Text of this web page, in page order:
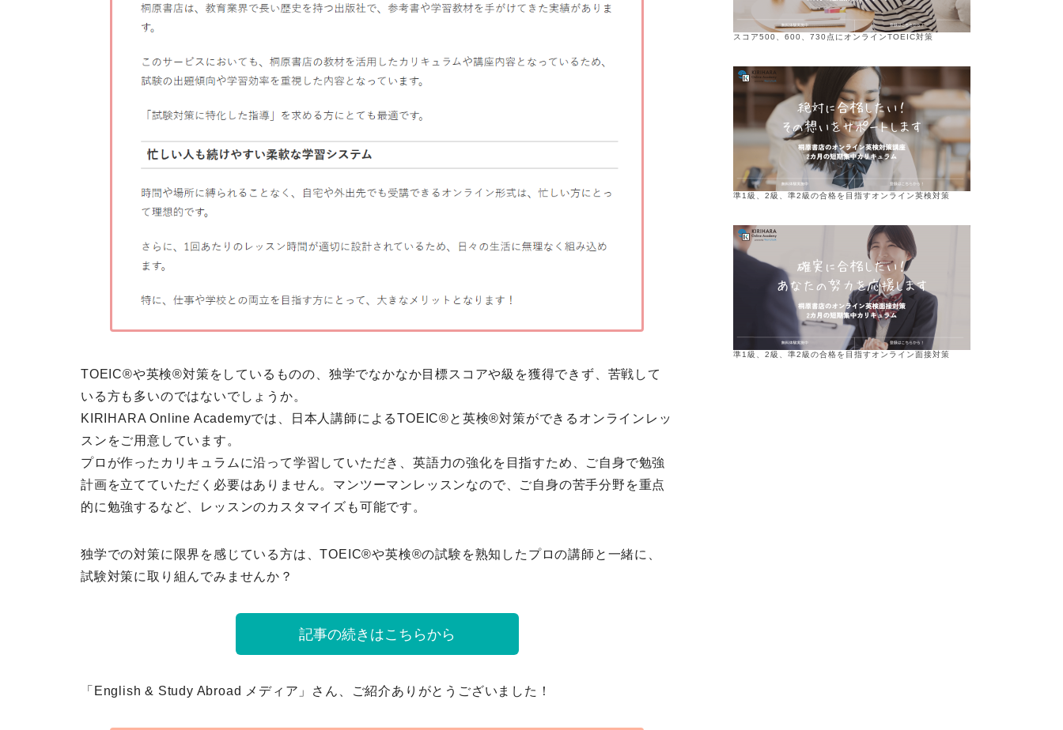
TOEIC®や英検®対策をしているものの、独学でなかなか目標スコアや級を獲得できず、苦戦して
いる方も多いのではないでしょうか。
KIRIHARA Online Academyでは、日本人講師によるTOEIC®と英検®対策ができるオンラインレッ
スンをご用意しています。
プロが作ったカリキュラムに沿って学習していただき、英語力の強化を目指すため、ご自身で勉強
計画を立てていただく必要はありません。マンツーマンレッスンなので、ご自身の苦手分野を重点
的に勉強するなど、レッスンのカスタマイズも可能です。
独学での対策に限界を感じている方は、TOEIC®や英検®の試験を熟知したプロの講師と一緒に、
試験対策に取り組んでみませんか？
記事の続きはこちらから
「 English & Study Abroad メディア 」さん、ご紹介ありがとうございました！
スコア500、600、730点にオンラインTOEIC対策
準1級、2級、準2級の合格を目指すオンライン英検対策
準1級、2級、準2級の合格を目指すオンライン面接対策